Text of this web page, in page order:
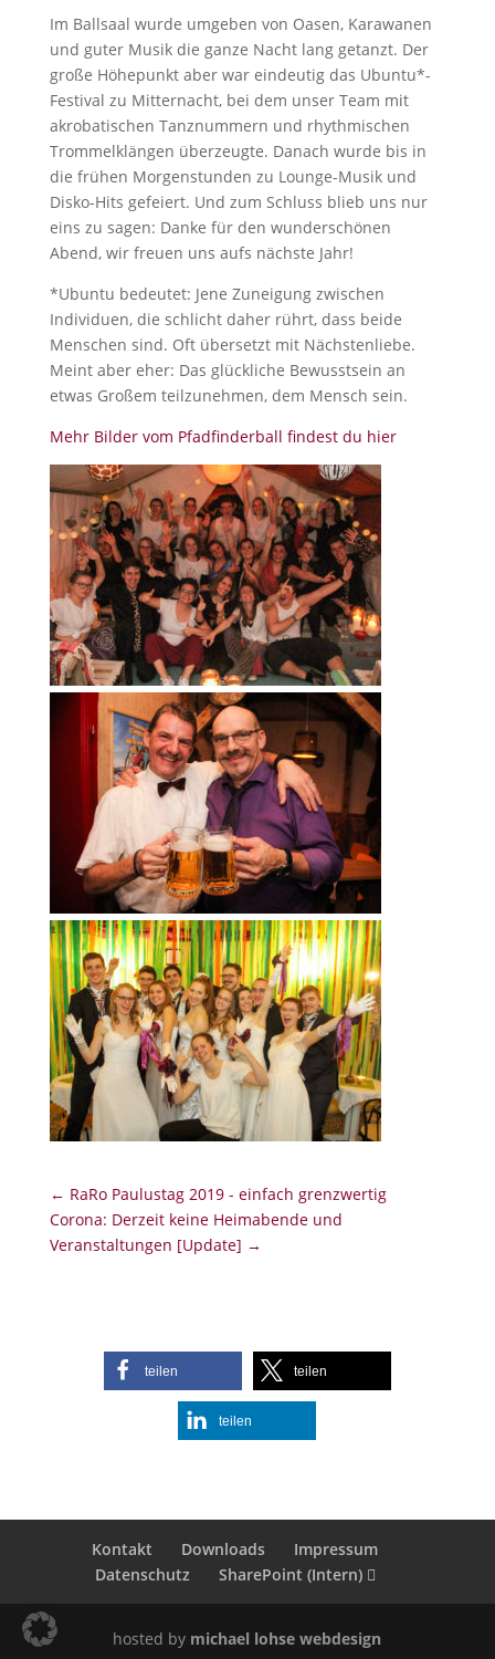
Im Ballsaal wurde umgeben von Oasen, Karawanen
und guter Musik die ganze Nacht lang getanzt. Der
große Höhepunkt aber war eindeutig das Ubuntu*-
Festival zu Mitternacht, bei dem unser Team mit
akrobatischen Tanznummern und rhythmischen
Trommelklängen überzeugte. Danach wurde bis in
die frühen Morgenstunden zu Lounge-Musik und
Disko-Hits gefeiert. Und zum Schluss blieb uns nur
eins zu sagen: Danke für den wunderschönen
Abend, wir freuen uns aufs nächste Jahr!
*Ubuntu bedeutet: Jene Zuneigung zwischen
Individuen, die schlicht daher rührt, dass beide
Menschen sind. Oft übersetzt mit Nächstenliebe.
Meint aber eher: Das glückliche Bewusstsein an
etwas Großem teilzunehmen, dem Mensch sein.
Mehr Bilder vom Pfadfinderball findest du hier
← RaRo Paulustag 2019 - einfach grenzwertig
Corona: Derzeit keine Heimabende und
Veranstaltungen [Update] →
teilen teilen
teilen
Kontakt Downloads
Impressum
Datenschutz
SharePoint (Intern)
hosted by michael lohse webdesign